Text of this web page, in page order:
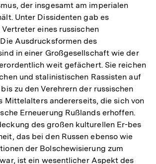
der insgesamt am imperialen
Unter Dissidenten gab es
eines russischen
Ausdrucksformen des
in einer Großgesellschaft wie der
weit gefächert. Sie reichen
und stalinistischen Rassisten auf
zu den Verehrern der russischen
Mittelalters andererseits, die sich von
Erneuerung Rußlands erhoffen.
des großen kulturellen Er-bes
das bei den Russen ebenso wie
der Bolschewisierung zum
ist ein wesentlicher Aspekt des